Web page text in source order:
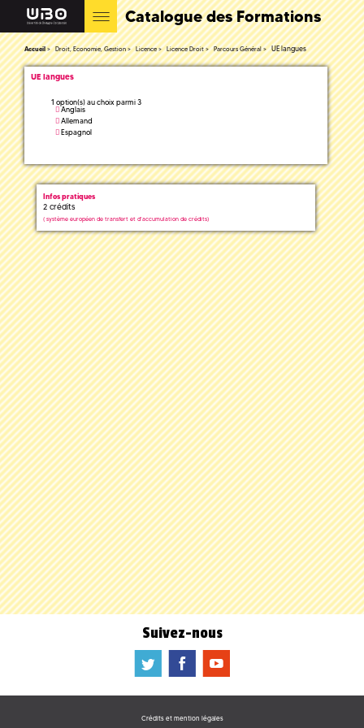
Catalogue des Formations
Accueil Droit, Economie, Gestion Licence Licence Droit Parcours Général UE langues
UE langues
1 option(s) au choix parmi 3
Anglais
Allemand
Espagnol
Infos pratiques
2 crédits
( système européen de transfert et d'accumulation de crédits)
Suivez-nous
a b f
Crédits et mention légales